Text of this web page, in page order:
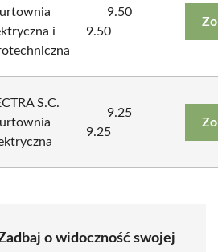
i
9.50
9.50
S.C.
9.25
9.25
o widoczność swojej